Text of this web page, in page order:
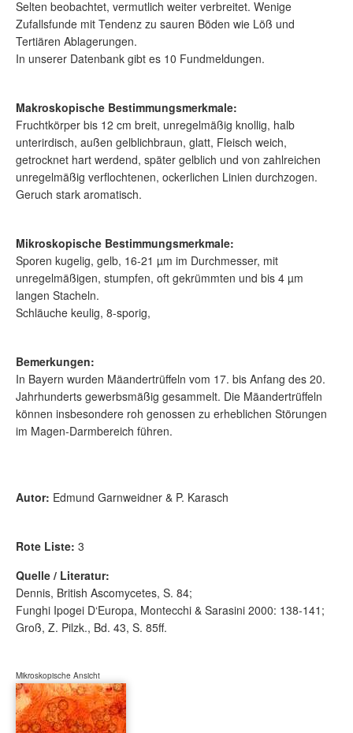
Selten beobachtet, vermutlich weiter verbreitet. Wenige
Zufallsfunde mit Tendenz zu sauren Böden wie Löß und
Tertiären Ablagerungen.
In unserer Datenbank gibt es 10 Fundmeldungen.
Makroskopische Bestimmungsmerkmale:
Fruchtkörper bis 12 cm breit, unregelmäßig knollig, halb
unterirdisch, außen gelblichbraun, glatt, Fleisch weich,
getrocknet hart werdend, später gelblich und von zahlreichen
unregelmäßig verflochtenen, ockerlichen Linien durchzogen.
Geruch stark aromatisch.
Mikroskopische Bestimmungsmerkmale:
Sporen kugelig, gelb, 16-21 µm im Durchmesser, mit
unregelmäßigen, stumpfen, oft gekrümmten und bis 4 µm
langen Stacheln.
Schläuche keulig, 8-sporig,
Bemerkungen:
In Bayern wurden Mäandertrüffeln vom 17. bis Anfang des 20.
Jahrhunderts gewerbsmäßig gesammelt. Die Mäandertrüffeln
können insbesondere roh genossen zu erheblichen Störungen
im Magen-Darmbereich führen.
Autor: Edmund Garnweidner & P. Karasch
Rote Liste: 3
Quelle / Literatur:
Dennis, British Ascomycetes, S. 84;
Funghi Ipogei D‘Europa, Montecchi & Sarasini 2000: 138-141;
Groß, Z. Pilzk., Bd. 43, S. 85ff.
Mikroskopische Ansicht